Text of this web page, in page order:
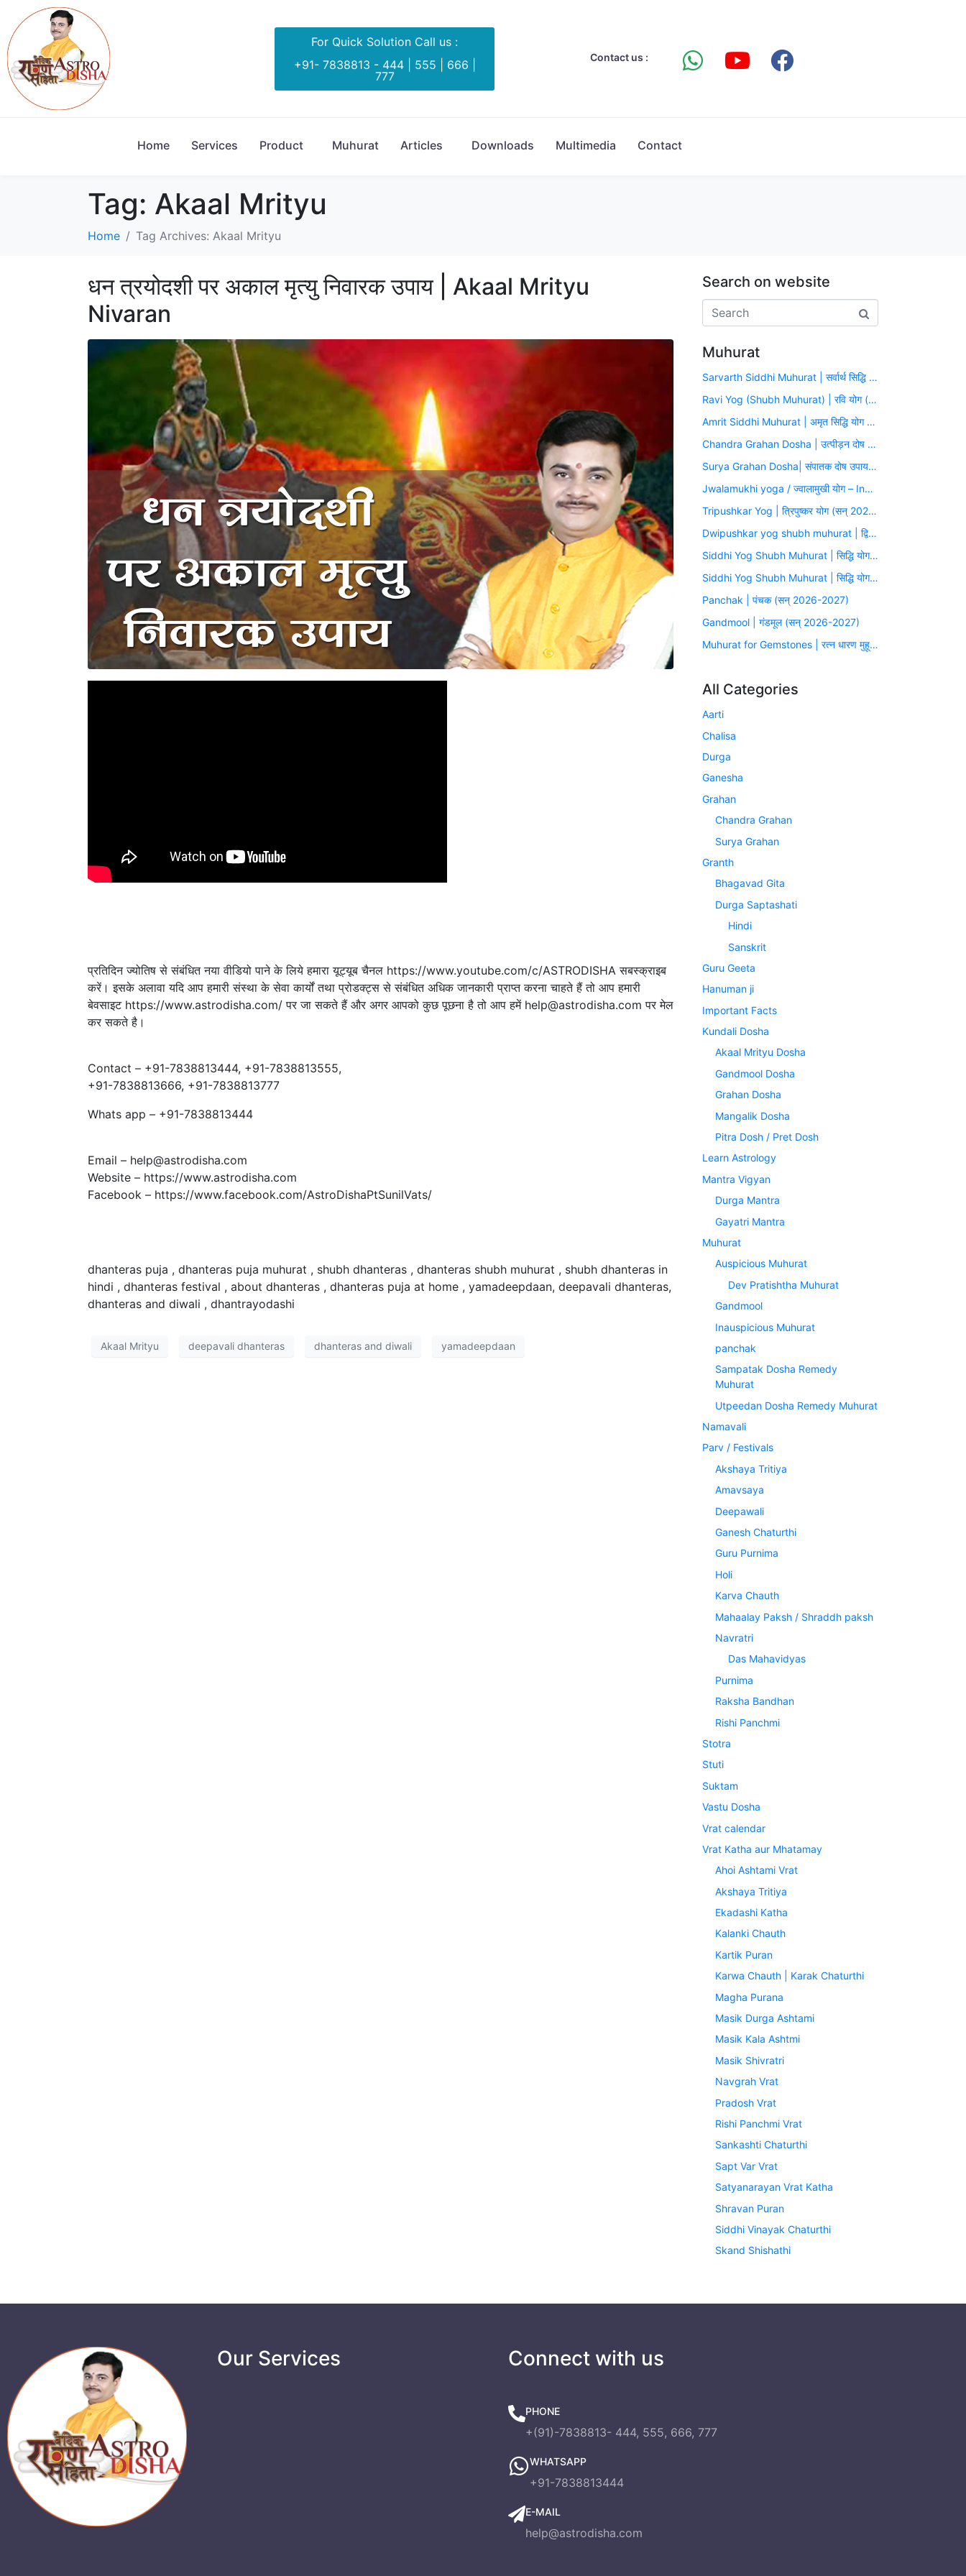
For Quick Solution Call us :
+91- 7838813 - 444 | 555 | 666 |
777
Contact us :
Home Services Product Muhurat Articles Downloads Multimedia Contact
Tag: Akaal Mrityu
Home Tag Archives: Akaal Mrityu
धन त्रयोदशी पर अकाल मृत्यु निवारक उपाय | Akaal Mrityu
Nivaran
प्रतिदिन ज्योतिष से संबंधित नया वीडियो पाने के लिये हमारा यूट्यूब चैनल https://www.youtube.com/c/ASTRODISHA सबस्‍क्राइब
करें। इसके अलावा यदि आप हमारी संस्था के सेवा कार्यों तथा प्रोडक्ट्स से संबंधित अधिक जानकारी प्राप्‍त करना चाहते हैं तो आप हमारी
बेवसाइट https://www.astrodisha.com/ पर जा सकते हैं और अगर आपको कुछ पूछना है तो आप हमें help@astrodisha.com पर मेल
कर सकते है।
Contact – +91-7838813444, +91-7838813555,
+91-7838813666, +91-7838813777
Whats app – +91-7838813444
Email – help@astrodisha.com
Website – https://www.astrodisha.com
Facebook – https://www.facebook.com/AstroDishaPtSunilVats/
dhanteras puja , dhanteras puja muhurat , shubh dhanteras , dhanteras shubh muhurat , shubh dhanteras in
hindi , dhanteras festival , about dhanteras , dhanteras puja at home , yamadeepdaan, deepavali dhanteras,
dhanteras and diwali , dhantrayodashi
Akaal Mrityu deepavali dhanteras dhanteras and diwali yamadeepdaan
Search on website
Muhurat
Sarvarth Siddhi Muhurat | सर्वार्थ सिद्धि योग (सन् 2026-2027)
Ravi Yog (Shubh Muhurat) | रवि योग (सन् 2026-2027)
Amrit Siddhi Muhurat | अमृत सिद्धि योग (सन् 2026-2027)
Chandra Grahan Dosha | उत्पीड़न दोष उपाय मुहूर्त (सन् 2026-2027)
Surya Grahan Dosha| संपातक दोष उपाय मुहूर्त (सन् 2026-2027)
Jwalamukhi yoga / ज्वालामुखी योग – Inauspicious Yoga
Tripushkar Yog | त्रिपुष्कर योग (सन् 2026-2027)
Dwipushkar yog shubh muhurat | द्विपुष्कर योग (सन् 2026-2027)
Siddhi Yog Shubh Muhurat | सिद्धि योग (सन् 2026-2027)
Siddhi Yog Shubh Muhurat | सिद्धि योग (सन् 2026-2027)
Panchak | पंचक (सन् 2026-2027)
Gandmool | गंडमूल (सन् 2026-2027)
Muhurat for Gemstones | रत्न धारण मुहूर्त (सन् 2026-2027)
All Categories
Aarti
Chalisa
Durga
Ganesha
Grahan
Chandra Grahan
Surya Grahan
Granth
Bhagavad Gita
Durga Saptashati
Hindi
Sanskrit
Guru Geeta
Hanuman ji
Important Facts
Kundali Dosha
Akaal Mrityu Dosha
Gandmool Dosha
Grahan Dosha
Mangalik Dosha
Pitra Dosh / Pret Dosh
Learn Astrology
Mantra Vigyan
Durga Mantra
Gayatri Mantra
Muhurat
Auspicious Muhurat
Dev Pratishtha Muhurat
Gandmool
Inauspicious Muhurat
panchak
Sampatak Dosha Remedy
Muhurat
Utpeedan Dosha Remedy Muhurat
Namavali
Parv / Festivals
Akshaya Tritiya
Amavsaya
Deepawali
Ganesh Chaturthi
Guru Purnima
Holi
Karva Chauth
Mahaalay Paksh / Shraddh paksh
Navratri
Das Mahavidyas
Purnima
Raksha Bandhan
Rishi Panchmi
Stotra
Stuti
Suktam
Vastu Dosha
Vrat calendar
Vrat Katha aur Mhatamay
Ahoi Ashtami Vrat
Akshaya Tritiya
Ekadashi Katha
Kalanki Chauth
Kartik Puran
Karwa Chauth | Karak Chaturthi
Magha Purana
Masik Durga Ashtami
Masik Kala Ashtmi
Masik Shivratri
Navgrah Vrat
Pradosh Vrat
Rishi Panchmi Vrat
Sankashti Chaturthi
Sapt Var Vrat
Satyanarayan Vrat Katha
Shravan Puran
Siddhi Vinayak Chaturthi
Skand Shishathi
Our Services Connect with us
PHONE
+(91)-7838813- 444, 555, 666, 777
WHATSAPP
+91-7838813444
E-MAIL
help@astrodisha.com